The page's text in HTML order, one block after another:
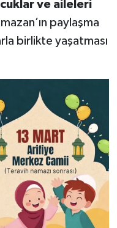
ve aileleri
paylaşma
birlikte yaşatması